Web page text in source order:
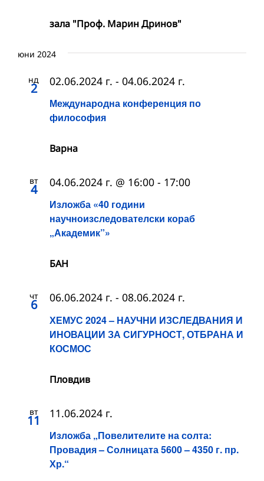
зала "Проф. Марин Дринов"
юни 2024
нд
2
Международна конференция по
философия
02.06.2024 г. - 04.06.2024 г.
Варна
вт
4
Изложба «40 години
научноизследователски кораб
„Академик”»
04.06.2024 г. @ 16:00 - 17:00
БАН
чт
6
ХЕМУС 2024 – НАУЧНИ ИЗСЛЕДВАНИЯ И
ИНОВАЦИИ ЗА СИГУРНОСТ, ОТБРАНА И
КОСМОС
06.06.2024 г. - 08.06.2024 г.
Пловдив
вт
11
Изложба „Повелителите на солта:
Провадия – Солницата 5600 – 4350 г. пр.
Хр.“
11.06.2024 г.